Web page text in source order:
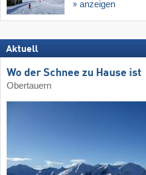
anzeigen
Aktuell
Wo der Schnee zu Hause ist
Obertauern